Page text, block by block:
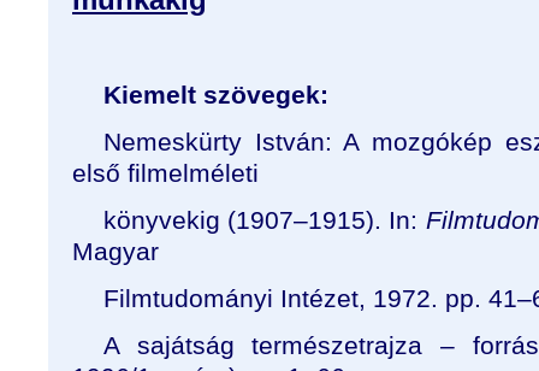
Kiemelt szövegek:
Nemeskürty István: A mozgókép
első filmelméleti
könyvekig (1907–1915). In:
Magyar
Filmtudományi Intézet, 1972. pp. 41–
A sajátság természetrajza –